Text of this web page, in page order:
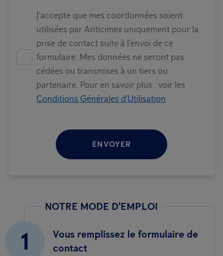
J'accepte que mes coordonnées soient
utilisées par Anticimex uniquement pour la
prise de contact suite à l'envoi de ce
formulaire. Mes données ne seront pas
cédées ou transmises à un tiers ou
partenaire. Pour en savoir plus : voir les
Conditions Générales d'Utilisation
ENVOYER
NOTRE MODE D'EMPLOI
1
Vous remplissez le formulaire de
contact